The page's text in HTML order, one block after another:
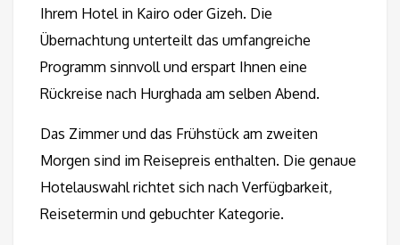
Ihrem Hotel in Kairo oder Gizeh. Die
Übernachtung unterteilt das umfangreiche
Programm sinnvoll und erspart Ihnen eine
Rückreise nach Hurghada am selben Abend.
Das Zimmer und das Frühstück am zweiten
Morgen sind im Reisepreis enthalten. Die genaue
Hotelauswahl richtet sich nach Verfügbarkeit,
Reisetermin und gebuchter Kategorie.